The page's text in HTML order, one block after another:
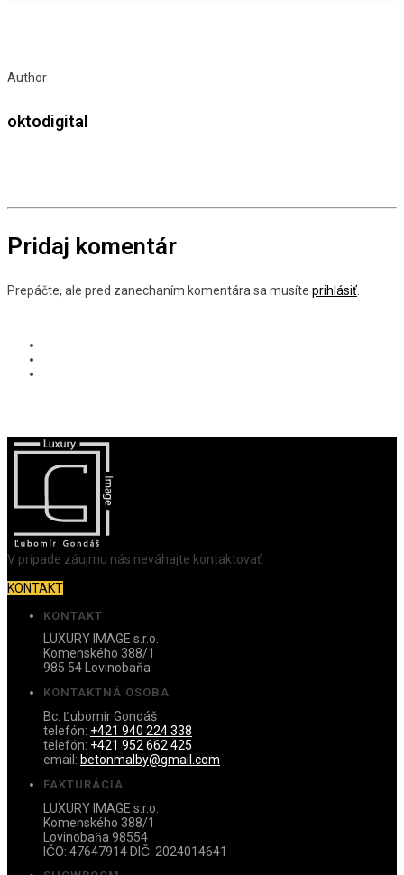
Author
oktodigital
Pridaj komentár
Prepáčte, ale pred zanechaním komentára sa musíte prihlásiť
V prípade záujmu nás neváhajte kontaktovať.
KONTAKT
KONTAKT
LUXURY IMAGE s.r.o.
Komenského 388/1
985 54 Lovinobaňa
KONTAKTNÁ OSOBA
Bc. Ľubomír Gondáš
telefón: +421 940 224 338
telefón: +421 952 662 425
email: betonmalby@gmail.com
FAKTURÁCIA
LUXURY IMAGE s.r.o.
Komenského 388/1
Lovinobaňa 98554
IČO: 47647914 DIČ: 2024014641